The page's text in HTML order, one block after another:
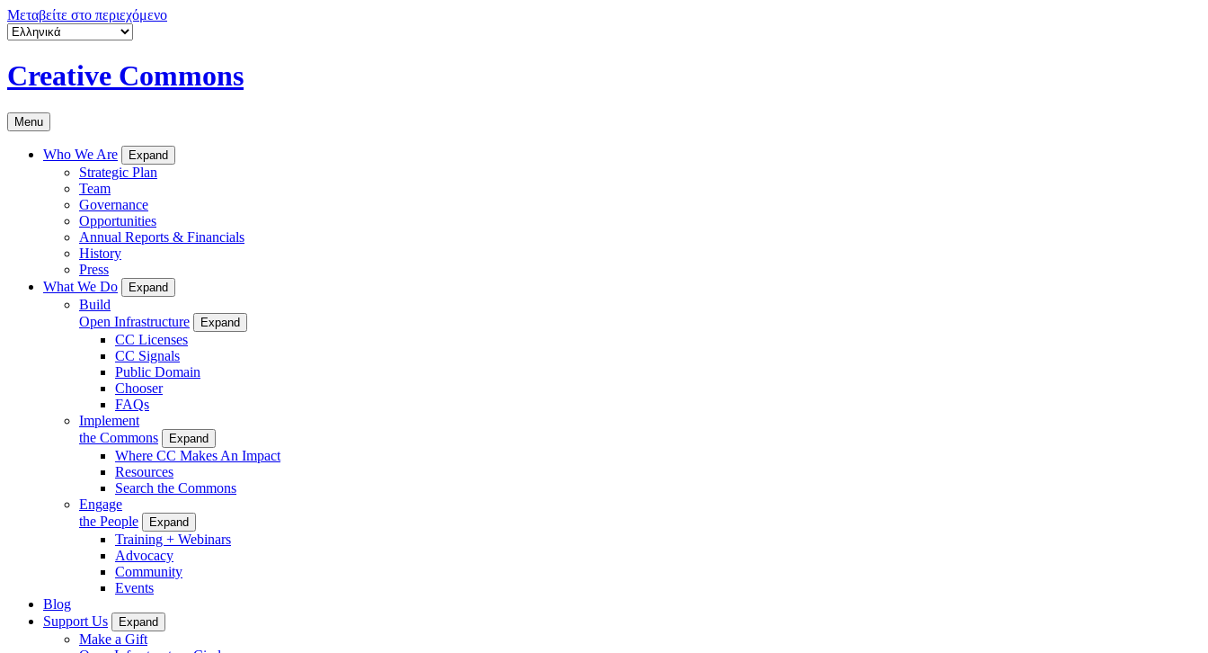
Μεταβείτε στο περιεχόμενο
Creative Commons
Menu
Who We Are Expand
Strategic Plan
Team
Governance
Opportunities
Annual Reports & Financials
History
Press
What We Do
Expand
Build
Open Infrastructure
Expand
CC Licenses
CC Signals
Public Domain
Chooser
FAQs
Implement
the Commons
Expand
Where CC Makes An Impact
Resources
Search the Commons
Engage
the People
Expand
Training + Webinars
Advocacy
Community
Events
Blog
Support Us
Expand
Make a Gift